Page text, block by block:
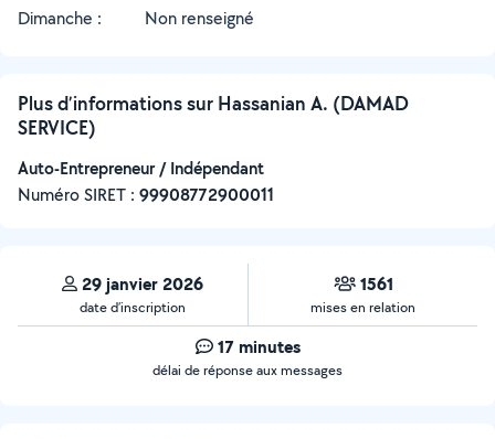
Dimanche :
Non renseigné
Plus d’informations sur Hassanian A. (DAMAD
SERVICE)
Auto-Entrepreneur / Indépendant
Numéro SIRET : ‍99908772900011
29 janvier 2026
date d’inscription
1561
mises en relation
17 minutes
délai de réponse aux messages